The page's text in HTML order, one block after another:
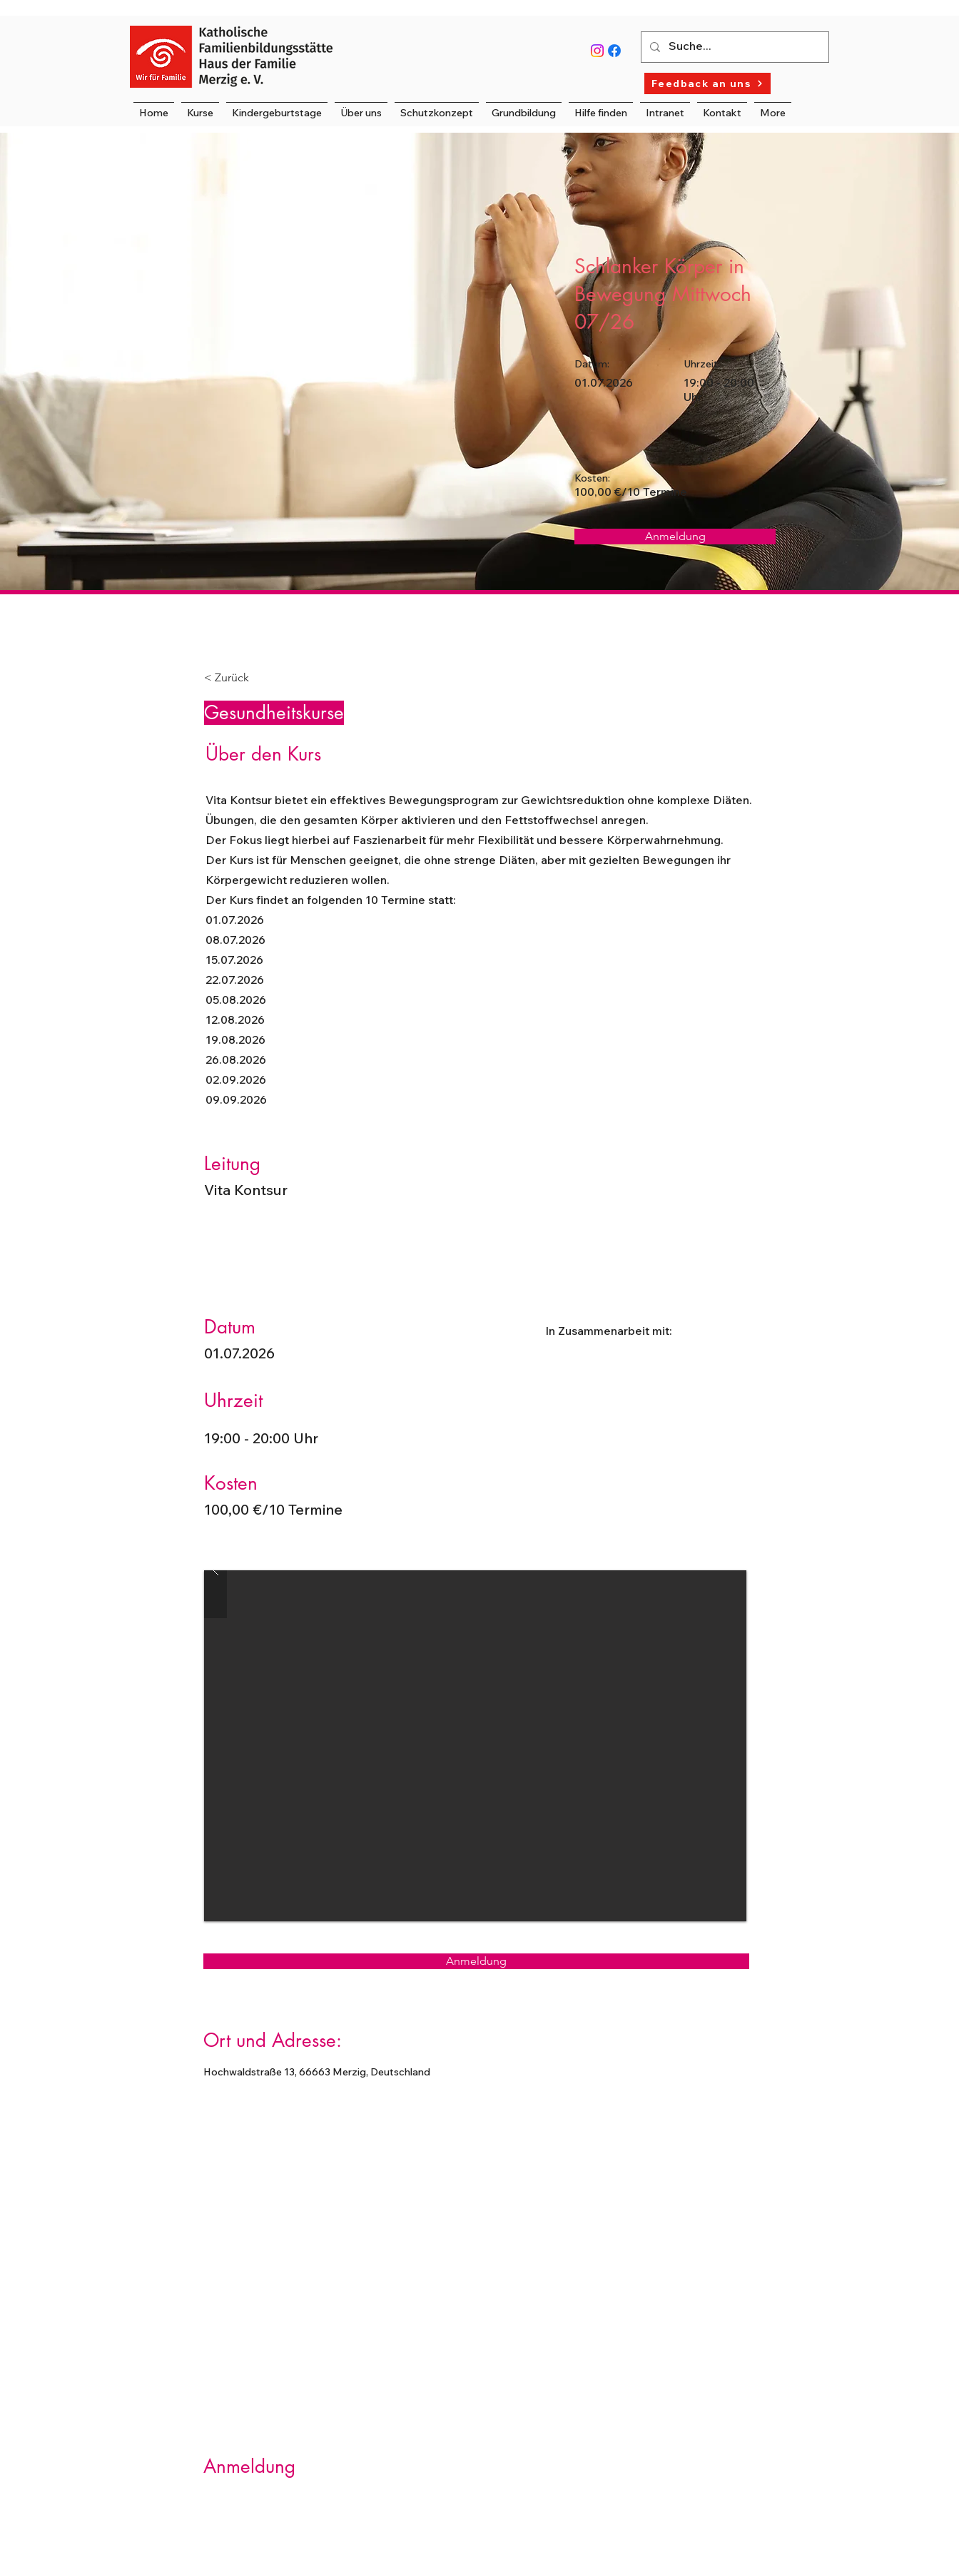
Feedback an uns
Home Kurse Kindergeburtstage Über uns Schutzkonzept Grundbildung Hilfe finden Intranet Kontakt More
Schlanker Körper in
Bewegung Mittwoch
07/26
Datum:
01.07.2026
Uhrzeit:
19:00 - 20:00
Uhr
Kosten:
100,00 €/10 Termine
Anmeldung
< Zurück
Gesundheitskurse
Über den Kurs
Vita Kontsur bietet ein effektives Bewegungsprogram zur Gewichtsreduktion ohne komplexe Diäten.
Übungen, die den gesamten Körper aktivieren und den Fettstoffwechsel anregen.
Der Fokus liegt hierbei auf Faszienarbeit für mehr Flexibilität und bessere Körperwahrnehmung.
Der Kurs ist für Menschen geeignet, die ohne strenge Diäten, aber mit gezielten Bewegungen ihr
Körpergewicht reduzieren wollen.
Der Kurs findet an folgenden 10 Termine statt:
01.07.2026
08.07.2026
15.07.2026
22.07.2026
05.08.2026
12.08.2026
19.08.2026
26.08.2026
02.09.2026
09.09.2026
Leitung
Vita Kontsur
Datum In Zusammenarbeit mit:
01.07.2026
Uhrzeit
19:00 - 20:00 Uhr
Kosten
100,00 €/10 Termine
Anmeldung
Ort und Adresse:
Hochwaldstraße 13, 66663 Merzig, Deutschland
Anmeldung